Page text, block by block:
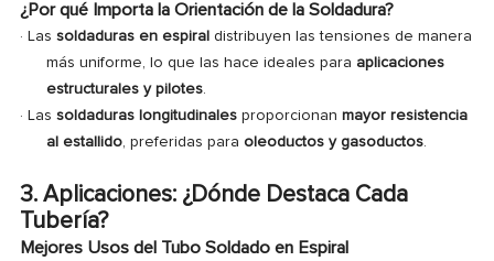
¿Por qué Importa la Orientación de la Soldadura?
· Las soldaduras en espiral distribuyen las tensiones de manera
más uniforme, lo que las hace ideales para aplicaciones
estructurales y pilotes.
· Las soldaduras longitudinalesproporcionan mayor resistencia
al estallido, preferidas para oleoductos y gasoductos.
3. Aplicaciones: ¿Dónde Destaca Cada
Tubería?
Mejores Usos del Tubo Soldado en Espiral